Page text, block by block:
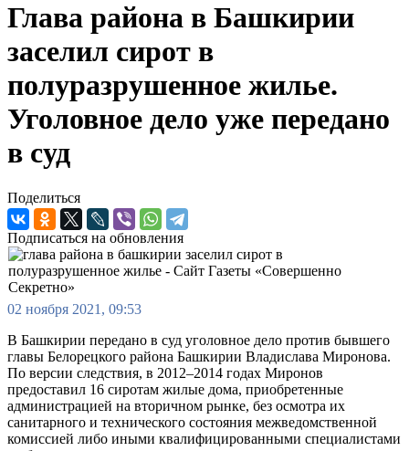
Глава района в Башкирии
заселил сирот в
полуразрушенное жилье.
Уголовное дело уже передано
в суд
Поделиться
Подписаться на обновления
02 ноября 2021, 09:53
В Башкирии передано в суд уголовное дело против бывшего
главы Белорецкого района Башкирии Владислава Миронова.
По версии следствия, в 2012–2014 годах Миронов
предоставил 16 сиротам жилые дома, приобретенные
администрацией на вторичном рынке, без осмотра их
санитарного и технического состояния межведомственной
комиссией либо иными квалифицированными специалистами